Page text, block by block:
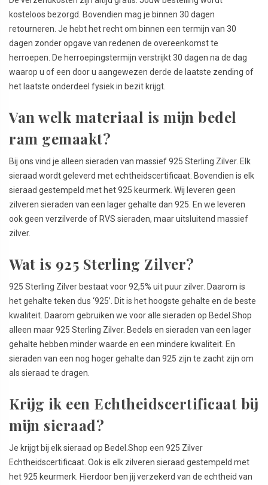
kosteloos bezorgd. Bovendien mag je binnen 30 dagen
retourneren. Je hebt het recht om binnen een termijn van 30
dagen zonder opgave van redenen de overeenkomst te
herroepen. De herroepingstermijn verstrijkt 30 dagen na de dag
waarop u of een door u aangewezen derde de laatste zending of
het laatste onderdeel fysiek in bezit krijgt.
Van welk materiaal is mijn bedel
ram gemaakt?
Bij ons vind je alleen sieraden van massief 925 Sterling Zilver. Elk
sieraad wordt geleverd met echtheidscertificaat. Bovendien is elk
sieraad gestempeld met het 925 keurmerk. Wij leveren geen
zilveren sieraden van een lager gehalte dan 925. En we leveren
ook geen verzilverde of RVS sieraden, maar uitsluitend massief
zilver.
Wat is 925 Sterling Zilver?
925 Sterling Zilver bestaat voor 92,5% uit puur zilver. Daarom is
het gehalte teken dus ‘925’. Dit is het hoogste gehalte en de beste
kwaliteit. Daarom gebruiken we voor alle sieraden op Bedel.Shop
alleen maar 925 Sterling Zilver. Bedels en sieraden van een lager
gehalte hebben minder waarde en een mindere kwaliteit. En
sieraden van een nog hoger gehalte dan 925 zijn te zacht zijn om
als sieraad te dragen.
Krijg ik een Echtheidscertificaat bij
mijn sieraad?
Je krijgt bij elk sieraad op Bedel.Shop een 925 Zilver
Echtheidscertificaat. Ook is elk zilveren sieraad gestempeld met
het 925 keurmerk. Hierdoor ben jij verzekerd van de echtheid van